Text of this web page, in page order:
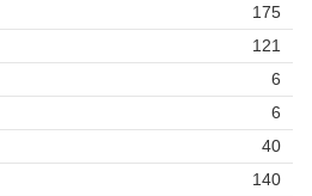
175
121
6
6
40
140